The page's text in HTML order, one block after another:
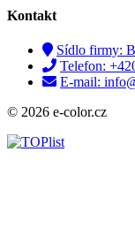
Kontakt
Sídlo firmy:
Telefon:
E-mail:
© 2026 e-color.cz